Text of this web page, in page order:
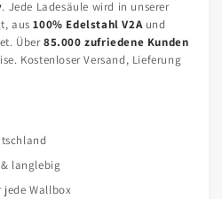
. Jede Ladesäule wird in unserer
aus100% Edelstahl V2Aund
Über85.000 zufriedene Kunden
Kostenloser Versand, Lieferung
langlebig
jede Wallbox